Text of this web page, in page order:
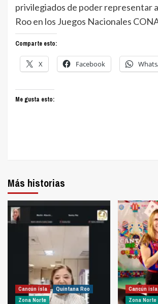
privilegiados de poder representar
Roo en los Juegos Nacionales
Comparte esto:
X Facebook
Me gusta esto:
Más historias
Cancún isla
Quintana Roo
Zona Norte
Cancún isla
Zona Norte